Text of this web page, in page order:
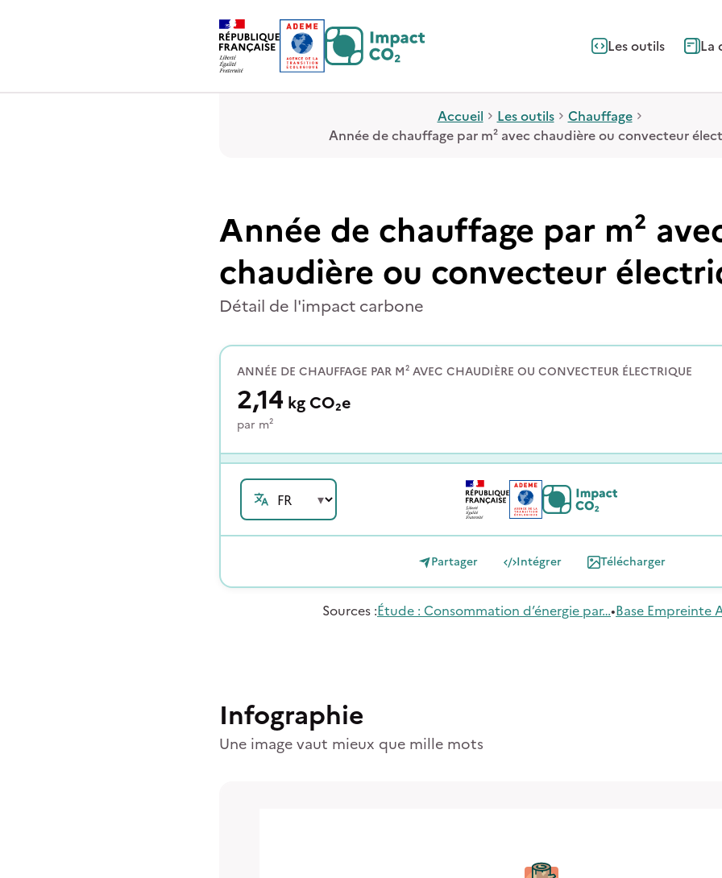
Les outils
La
Accueil Les outils
Chauffage
Année de chauffage par m² avec chaudière ou convecteur
Année de chauffage par m²
chaudière ou convecteur
Détail de l'impact carbone
ANNÉE DE CHAUFFAGE PAR M² AVEC CHAUDIÈRE OU CONVECTEUR ÉLECTRIQUE
2,14 kg CO₂e
par m²
Partager Intégrer Télécharger
Sources :Étude : Consommation d’énergie par…•Base Empreinte
Infographie
Une image vaut mieux que mille mots